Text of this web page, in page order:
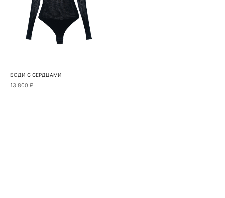
БОДИ С СЕРДЦАМИ
13 800 ₽